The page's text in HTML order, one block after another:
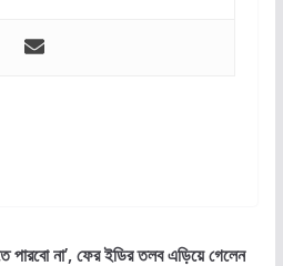
পারবো না’, ফের ইডির তলব এড়িয়ে গেলেন